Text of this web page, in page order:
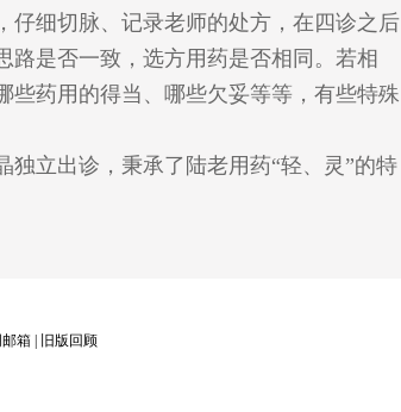
仔细切脉、记录老师的处方，在四诊之后
路是否一致，选方用药是否相同。若相
些药用的得当、哪些欠妥等等，有些特殊
立出诊，秉承了陆老用药“轻、灵”的特
、奶奶等五六位亲人。据了解，孩子出
么了，量体温不发热，全身皮肤也没有
箱 旧版回顾